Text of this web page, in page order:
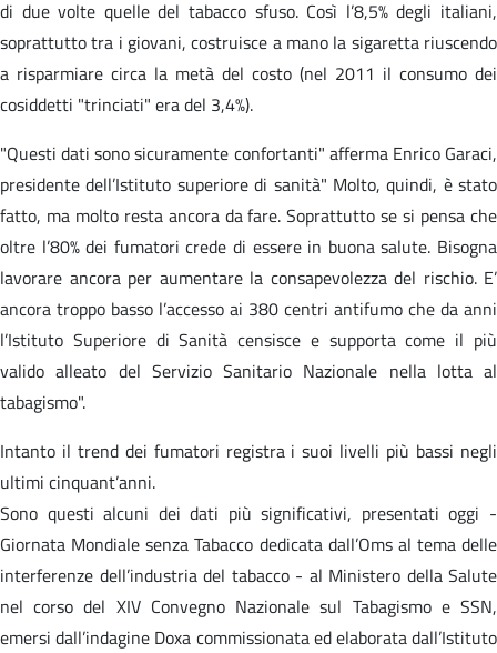
di due volte quelle del tabacco sfuso. Così l’8,5% degli italiani,
soprattutto tra i giovani, costruisce a mano la sigaretta riuscendo
a risparmiare circa la metà del costo (nel 2011 il consumo dei
cosiddetti "trinciati" era del 3,4%).
"Questi dati sono sicuramente confortanti" afferma Enrico Garaci,
presidente dell’Istituto superiore di sanità" Molto, quindi, è stato
fatto, ma molto resta ancora da fare. Soprattutto se si pensa che
oltre l’80% dei fumatori crede di essere in buona salute. Bisogna
lavorare ancora per aumentare la consapevolezza del rischio. E’
ancora troppo basso l’accesso ai 380 centri antifumo che da anni
l’Istituto Superiore di Sanità censisce e supporta come il più
valido alleato del Servizio Sanitario Nazionale nella lotta al
tabagismo".
Intanto il trend dei fumatori registra i suoi livelli più bassi negli
ultimi cinquant’anni.
Sono questi alcuni dei dati più significativi, presentati oggi -
Giornata Mondiale senza Tabacco dedicata dall’Oms al tema delle
interferenze dell’industria del tabacco - al Ministero della Salute
nel corso del XIV Convegno Nazionale sul Tabagismo e SSN,
emersi dall’indagine Doxa commissionata ed elaborata dall’Istituto